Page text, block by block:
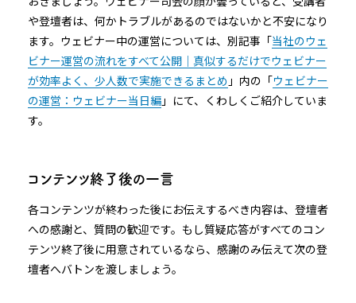
や登壇者は、何かトラブルがあるのではないかと不安になり
ます。ウェビナー中の運営については、別記事「当社のウェ
ビナー運営の流れをすべて公開｜真似するだけでウェビナー
が効率よく、少人数で実施できるまとめ 」内の「ウェビナー
の運営：ウェビナー当日編 」にて、くわしくご紹介していま
す。
コンテンツ終了後の一言
各コンテンツが終わった後にお伝えするべき内容は、登壇者
への感謝と、質問の歓迎です。もし質疑応答がすべてのコン
テンツ終了後に用意されているなら、感謝のみ伝えて次の登
壇者へバトンを渡しましょう。